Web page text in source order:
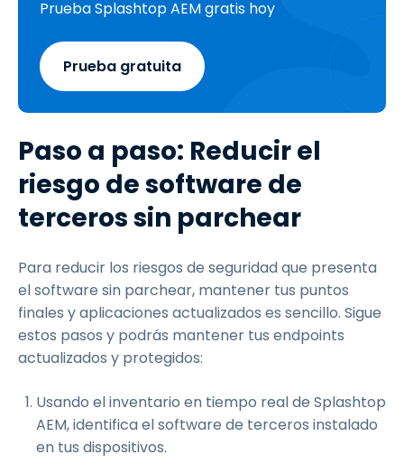
Prueba Splashtop AEM gratis hoy
Prueba gratuita
Paso a paso: Reducir el
riesgo de software de
terceros sin parchear
Para reducir los riesgos de seguridad que presenta
el software sin parchear, mantener tus puntos
finales y aplicaciones actualizados es sencillo. Sigue
estos pasos y podrás mantener tus endpoints
actualizados y protegidos:
Usando el inventario en tiempo real de Splashtop
AEM, identifica el software de terceros instalado
en tus dispositivos.